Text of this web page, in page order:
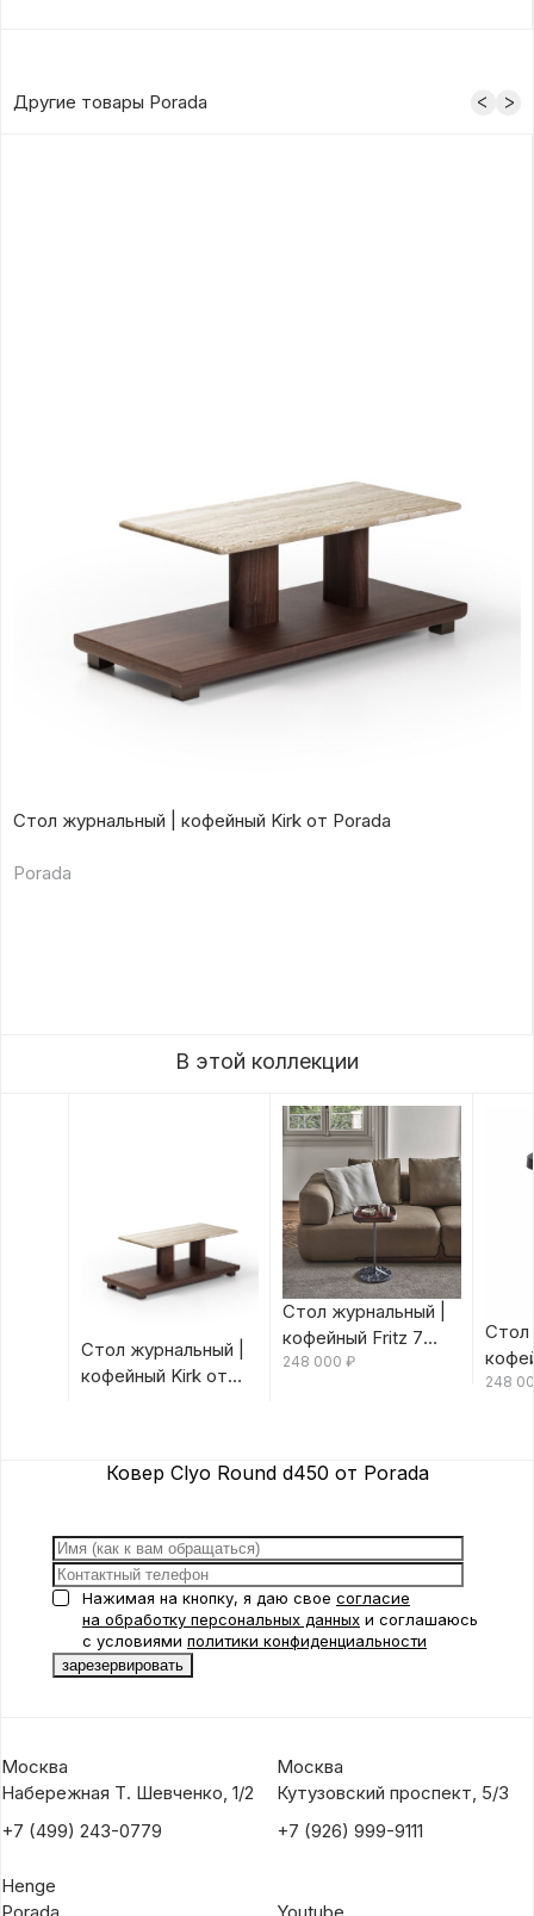
Другие товары Porada
Стол журнальный | кофейный Kirk от Porada
Porada
В этой коллекции
Стол журнальный |
кофейный Kirk от
Стол журнальный |
кофейный Fritz 7
Canaletta/Rosso
248 000 ₽
Стол
248
Ковер Clyo Round d450 от Porada
Нажимая на кнопку, я даю свое согласие
на обработку персональных данных и соглашаюсь
с условиями политики конфиденциальности
Москва
Набережная Т. Шевченко, 1/2
+7 (499) 243-0779
Москва
Кутузовский проспект, 5/3
+7 (926) 999-9111
Henge